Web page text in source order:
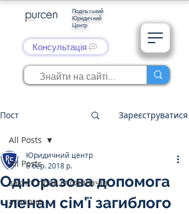
Подільський
Юридичний
Центр
Консультація
Пост Зареєструватися
All Posts
захист прав споживачів
аграрне
All Posts
Одноразова допомога
членам сім'ї загиблого
Юридичний центр
6 бер. 2018 р.